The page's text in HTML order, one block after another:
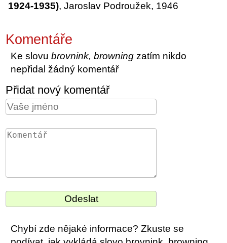
1924-1935), Jaroslav Podroužek, 1946
Komentáře
Ke slovubrovnink, browning zatím nikdo
nepřidal žádný komentář
Přidat nový komentář
Chybí zde nějaké informace? Zkuste se